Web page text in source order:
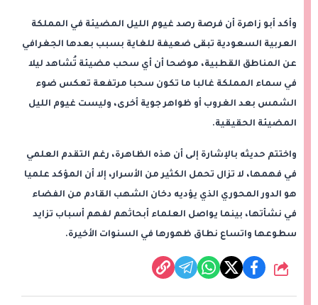
وأكد أبو زاهرة أن فرصة رصد غيوم الليل المضيئة في المملكة
العربية السعودية تبقى ضعيفة للغاية بسبب بعدها الجغرافي
عن المناطق القطبية، موضحا أن أي سحب مضيئة تُشاهد ليلا
في سماء المملكة غالبا ما تكون سحبا مرتفعة تعكس ضوء
الشمس بعد الغروب أو ظواهر جوية أخرى، وليست غيوم الليل
المضيئة الحقيقية.
واختتم حديثه بالإشارة إلى أن هذه الظاهرة، رغم التقدم العلمي
في فهمها، لا تزال تحمل الكثير من الأسرار، إلا أن المؤكد علميا
هو الدور المحوري الذي يؤديه دخان الشهب القادم من الفضاء
في نشأتها، بينما يواصل العلماء أبحاثهم لفهم أسباب تزايد
سطوعها واتساع نطاق ظهورها في السنوات الأخيرة.
شارك